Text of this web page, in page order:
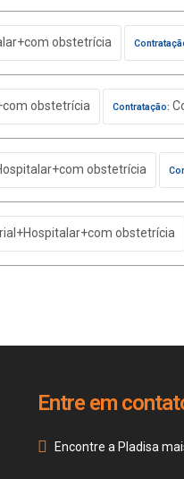
obstetrícia
obstetrícia Contratação:
obstetrícia
obstetrícia
Entre em
Encontre a Pladisa